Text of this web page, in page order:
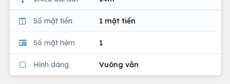
Số mặt tiền 1 mặt tiền
Số mặt hẻm 1
Hình dáng Vuông vắn